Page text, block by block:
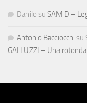
Danilo su SAM D –
Antonio Bacciocchi su
GALLUZZI – Una